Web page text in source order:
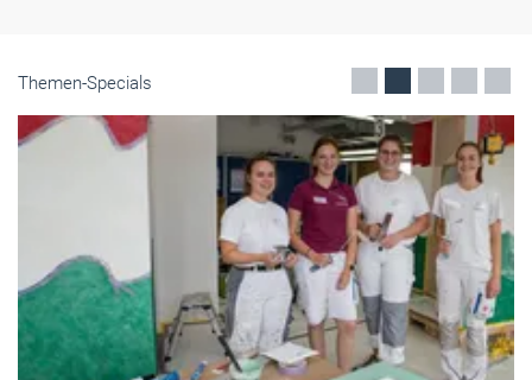
Themen-Specials